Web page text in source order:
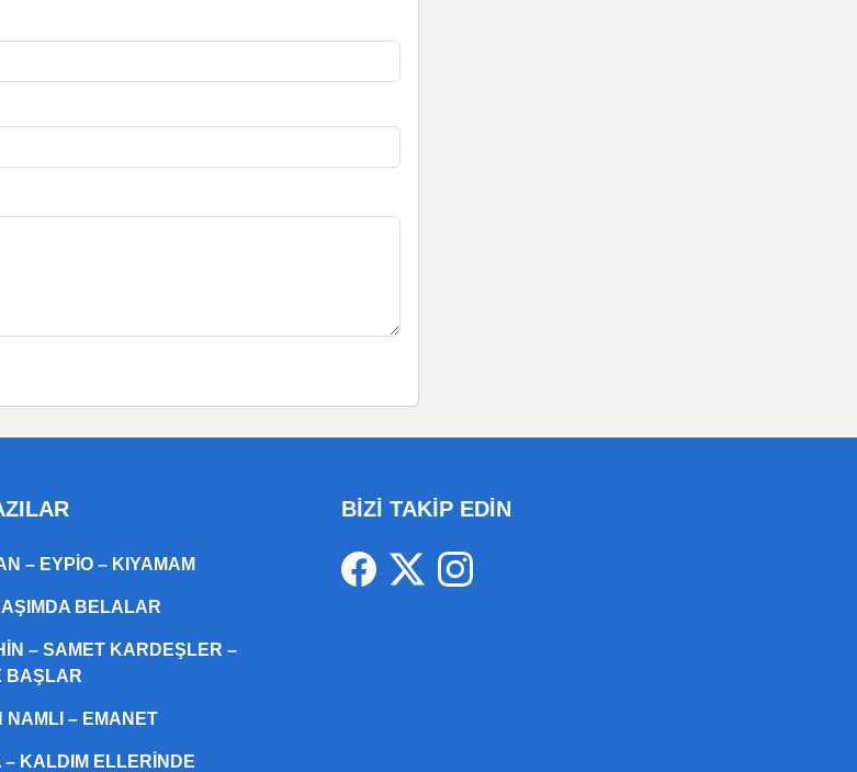
– EYPIO – KIYAMAM
BELALAR
– SAMET KARDEŞLER –
BAŞLAR
NAMLI – EMANET
– KALDIM ELLERINDE
BİZİ TAKİP EDİN